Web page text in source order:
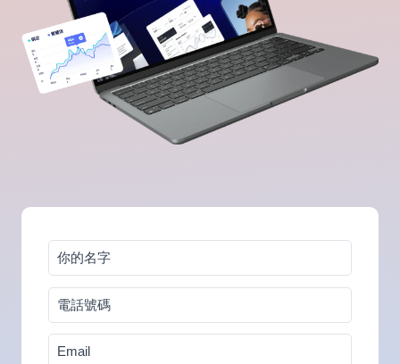
你
的
名
字
電
話
號
Email